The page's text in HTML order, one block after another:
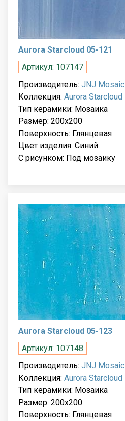
Aurora Starcloud 05-121
Артикул: 107147
Производитель: JNJ Mosaic
Коллекция: Aurora Starcloud
Тип керамики: Мозаика
Размер: 200x200
Поверхность: Глянцевая
Цвет изделия: Синий
С рисунком: Под мозаику
Aurora Starcloud 05-123
Артикул: 107148
Производитель: JNJ Mosaic
Коллекция: Aurora Starcloud
Тип керамики: Мозаика
Размер: 200x200
Поверхность: Глянцевая